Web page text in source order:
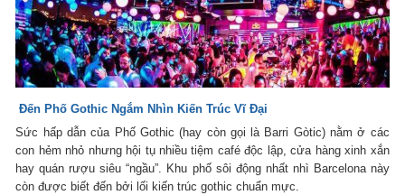
Đến Phố Gothic Ngắm Nhìn Kiến Trúc Vĩ Đại
Sức hấp dẫn của Phố Gothic (hay còn gọi là Barri Gòtic) nằm ở các
con hẻm nhỏ nhưng hội tụ nhiều tiệm café độc lập, cửa hàng xinh xắn
hay quán rượu siêu “ngầu”. Khu phố sôi động nhất nhì Barcelona này
còn được biết đến bởi lối kiến trúc gothic chuẩn mực.